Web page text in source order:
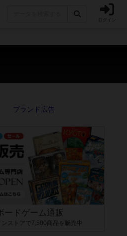
ログイン
ルール説明時間は含まれていないため、初めて
・海賊同士の対決など、ゲームコンセプトを絞
機能です。例えば「ダイスロール」はランダ
ードゲーム通販
ンストアで7,500商品を販売中